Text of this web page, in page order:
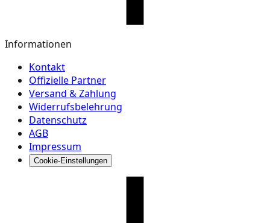
Informationen
Kontakt
Offizielle Partner
Versand & Zahlung
Widerrufsbelehrung
Datenschutz
AGB
Impressum
Cookie-Einstellungen